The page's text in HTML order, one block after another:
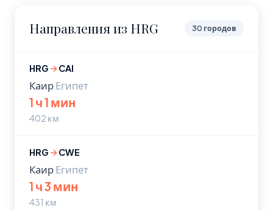
Направления из HRG 30 городов
HRG CAI
КаирЕгипет
1 ч 1 мин
402 км
HRG CWE
КаирЕгипет
1 ч 3 мин
431 км